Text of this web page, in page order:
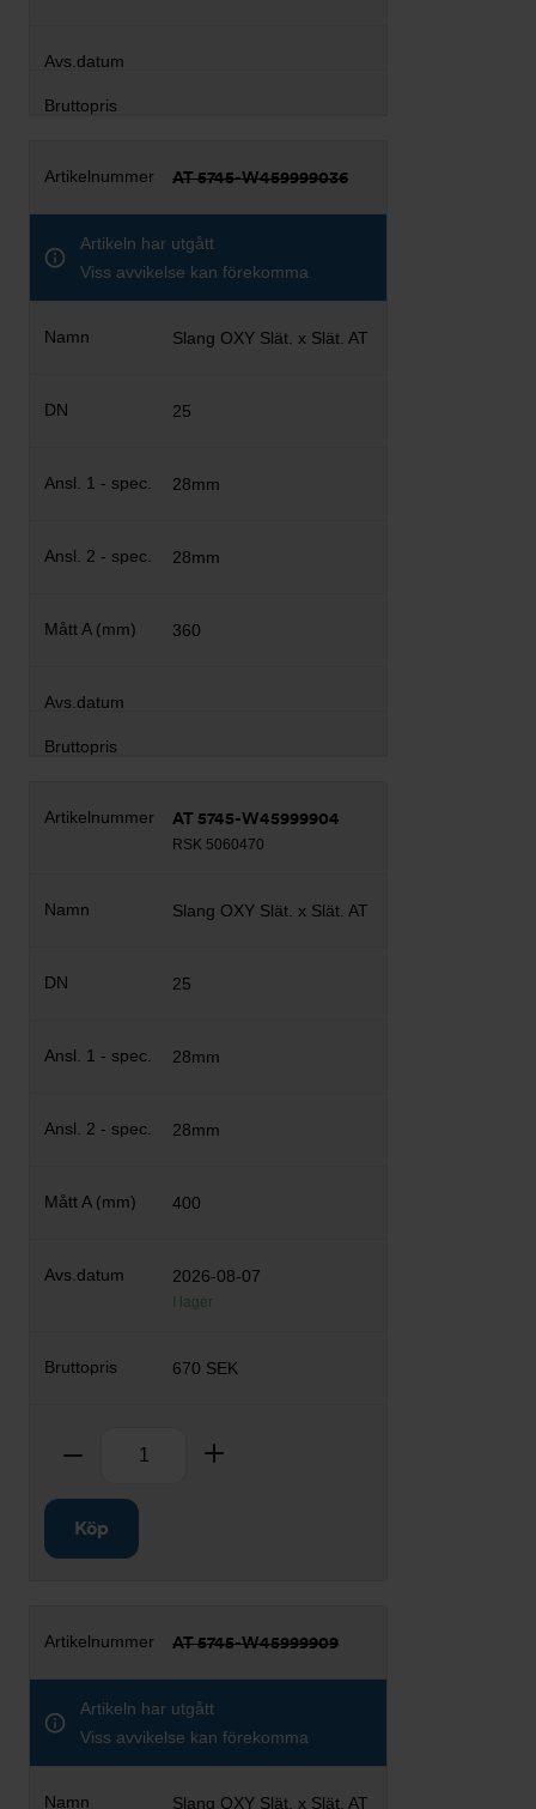
AT 5745-W459999036
Artikeln har utgått
Viss avvikelse kan förekomma
Slang OXY Slät. x Slät. AT
25
28mm
28mm
360
AT 5745-W45999904
RSK 5060470
Slang OXY Slät. x Slät. AT
25
28mm
28mm
400
2026-08-07
I lager
670 SEK
Ta bort
Köp
AT 5745-W45999909
Artikeln har utgått
Viss avvikelse kan förekomma
Slang OXY Slät. x Slät. AT